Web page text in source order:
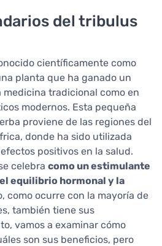
del tribulus
científicamente como
planta que ha ganado un
tradicional como en
modernos. Esta pequeña
proviene de las regiones del
donde ha sido utilizada
positivos en la salud.
celebra como un estimulante
equilibrio hormonal y la
como ocurre con la mayoría de
también tiene sus
vamos a examinar cómo
son sus beneficios, pero